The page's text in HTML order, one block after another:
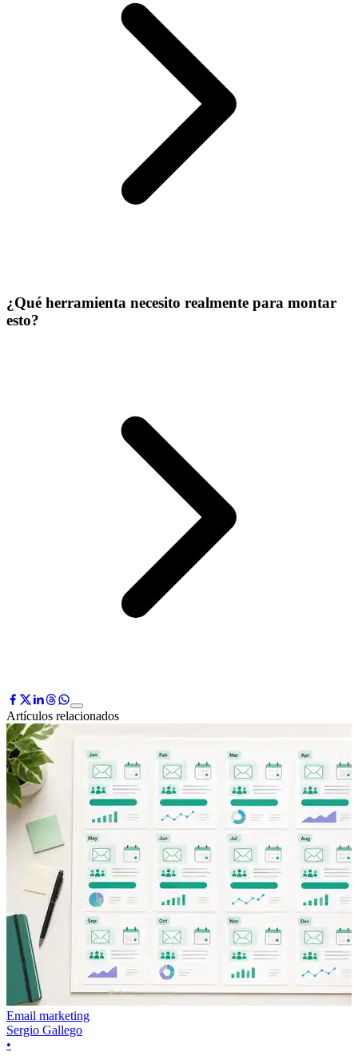
¿Qué herramienta necesito realmente para montar
esto?
Artículos relacionados
Email marketing
Sergio Gallego
•